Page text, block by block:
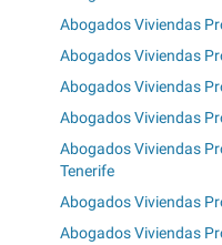
Abogados Viviendas
Abogados Viviendas
Abogados Viviendas
Abogados Viviendas
Abogados Viviendas
Tenerife
Abogados Viviendas
Abogados Viviendas